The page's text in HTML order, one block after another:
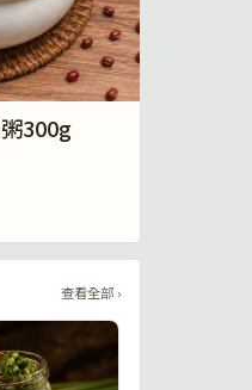
300g
查看全部 ›